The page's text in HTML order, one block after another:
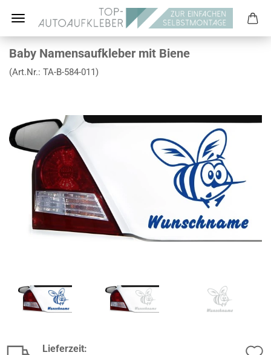
Baby Namensaufkleber mit Biene
(Art.Nr.: TA-B-584-011)
Lieferzeit: